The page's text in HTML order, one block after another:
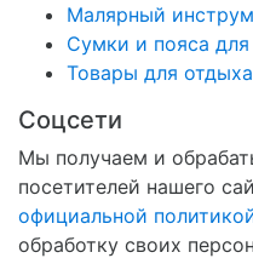
Малярный
Сумки и пояса
Товары для
Соцсети
Мы получаем и
посетителей нашего
официальной
обработку своих